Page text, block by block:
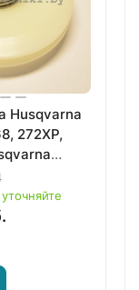
Husqvarna
272XP,